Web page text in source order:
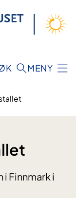
MENY
Finnmark i